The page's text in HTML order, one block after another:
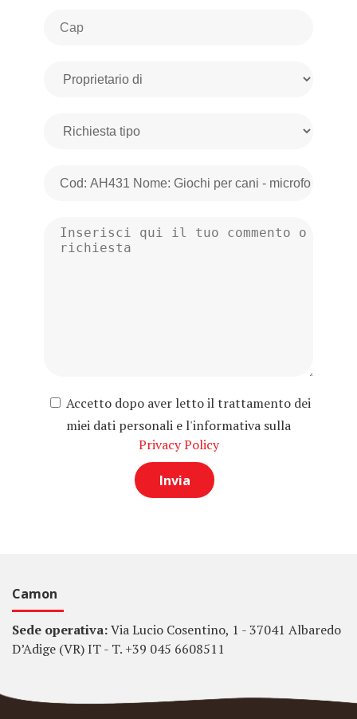
Accetto dopo aver letto il trattamento dei
miei dati personali e l'informativa sulla
Privacy Policy
Camon
Sede operativa:Via Lucio Cosentino, 1 - 37041 Albaredo
D’Adige (VR) IT - T. +39 045 6608511